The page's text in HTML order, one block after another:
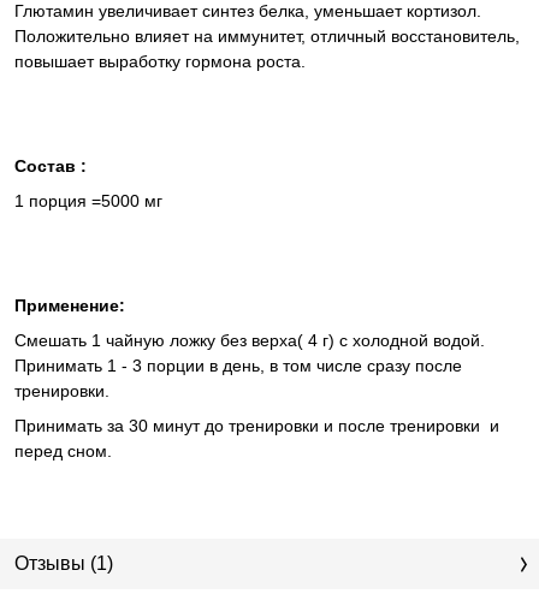
Глютамин увеличивает синтез белка, уменьшает кортизол.
Положительно влияет на иммунитет, отличный восстановитель,
повышает выработку гормона роста.
Состав :
1 порция =5000 мг
Применение:
Смешать 1 чайную ложку без верха( 4 г) с холодной водой.
Принимать 1 - 3 порции в день, в том числе сразу после
тренировки.
Принимать за 30 минут до тренировки и после тренировки и
перед сном.
Отзывы (1)